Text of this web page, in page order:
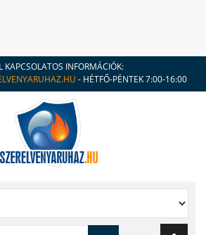
KAPCSOLATOS INFORMÁCIÓK:
- HÉTFŐ-PÉNTEK 7:00-16:00